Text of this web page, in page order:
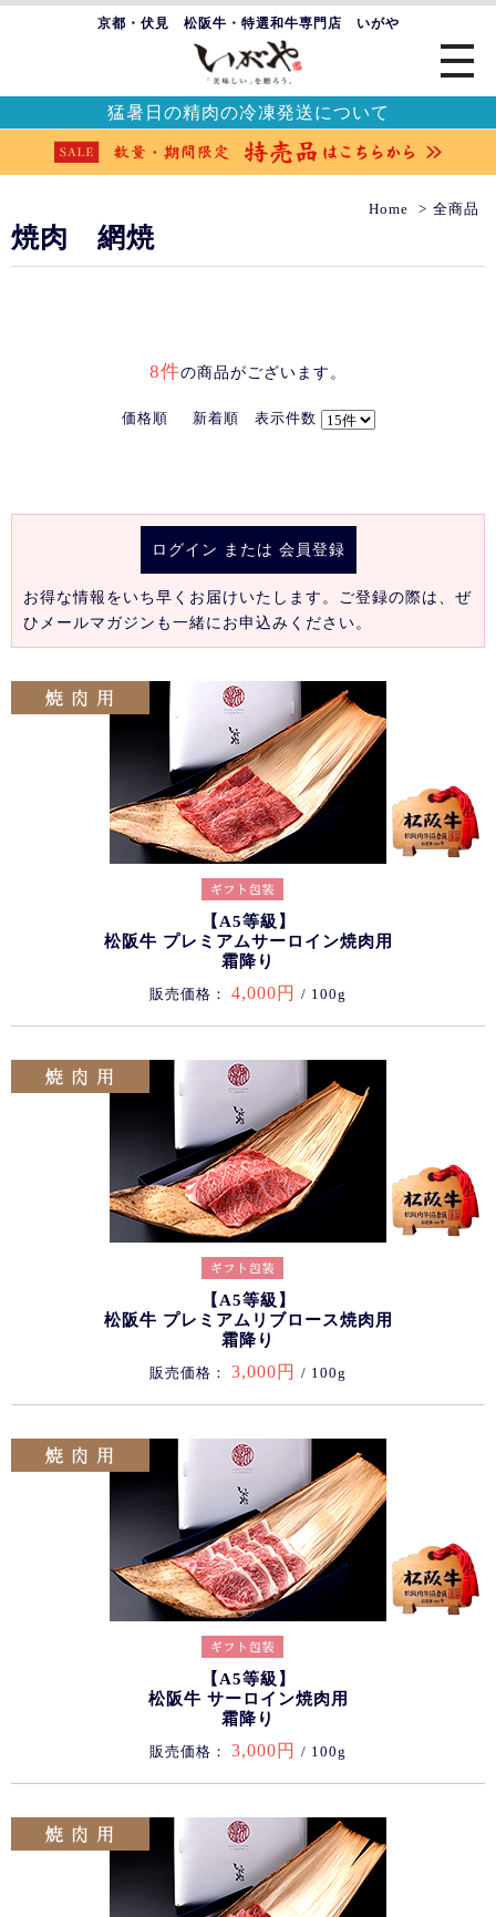
京都・伏見 松阪牛・特選和牛専門店 いがや
猛暑日の精肉の冷凍発送について
Home 全商品
焼肉 網焼
8件の商品がございます。
価格順 新着順 表示件数
ログイン または 会員登録
お得な情報をいち早くお届けいたします。ご登録の際は、ぜ
ひメールマガジンも一緒にお申込みください。
【A5等級】
松阪牛 プレミアムサーロイン焼肉用
霜降り
販売価格： 4,000円 / 100g
【A5等級】
松阪牛 プレミアムリブロース焼肉用
霜降り
販売価格： 3,000円 / 100g
【A5等級】
松阪牛 サーロイン焼肉用
霜降り
販売価格： 3,000円 / 100g